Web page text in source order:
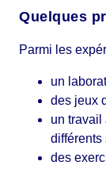
Quelques
Parmi les
un
des jeux
un travail
différents
des